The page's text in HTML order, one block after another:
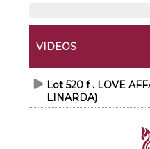
VIDEOS
Lot 520 f . LOVE
LINARDA)